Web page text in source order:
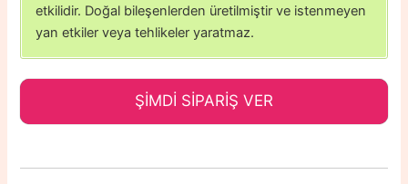
etkilidir. Doğal bileşenlerden üretilmiştir ve istenmeyen
yan etkiler veya tehlikeler yaratmaz.
ŞİMDİ SİPARİŞ VER